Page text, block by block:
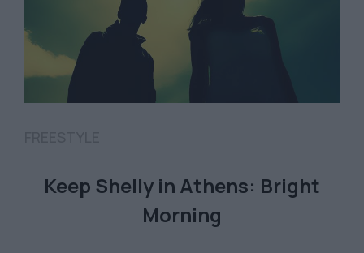
Keep Shelly in Athens: Bright
Morning